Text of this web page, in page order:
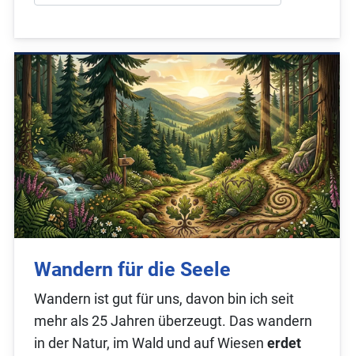
Wandern für die Seele
Wandern ist gut für uns, davon bin ich seit
mehr als 25 Jahren überzeugt. Das wandern
in der Natur, im Wald und auf Wiesen erdet